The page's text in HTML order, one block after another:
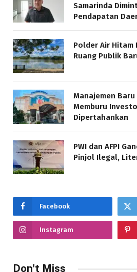
Samarinda
Pendapatan
Polder Air Hitam
Ruang Publik
Manajemen
Memburu
Dipertahankan
PWI dan AFPI
Pinjol Ilegal,
Facebook
Instagram
Don't Miss